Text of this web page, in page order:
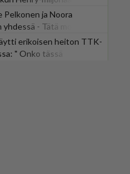
ja Noora
- Tätä moni jo
erikoisen heiton TTK-
" Onko tässä